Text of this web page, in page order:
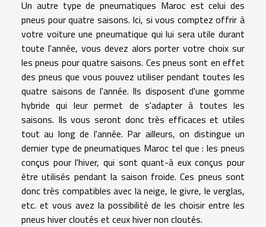
Un autre type de pneumatiques Maroc est celui des
pneus pour quatre saisons. Ici, si vous comptez offrir à
votre voiture une pneumatique qui lui sera utile durant
toute l'année, vous devez alors porter votre choix sur
les pneus pour quatre saisons. Ces pneus sont en effet
des pneus que vous pouvez utiliser pendant toutes les
quatre saisons de l'année. Ils disposent d'une gomme
hybride qui leur permet de s'adapter à toutes les
saisons. Ils vous seront donc très efficaces et utiles
tout au long de l'année. Par ailleurs, on distingue un
dernier type de pneumatiques Maroc tel que : les pneus
conçus pour l'hiver, qui sont quant-à eux conçus pour
être utilisés pendant la saison froide. Ces pneus sont
donc très compatibles avec la neige, le givre, le verglas,
etc. et vous avez la possibilité de les choisir entre les
pneus hiver cloutés et ceux hiver non cloutés.